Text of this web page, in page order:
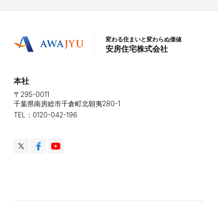
変わる住まいと変わらぬ価値
安房住宅株式会社
本社
〒295-0011
千葉県南房総市千倉町北朝夷280-1
TEL：0120-042-196